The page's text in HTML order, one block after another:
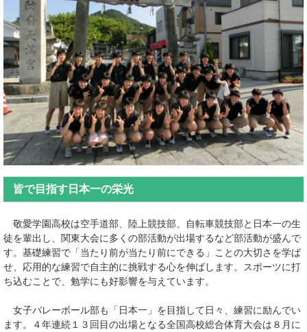
皆で目指す日本一の栄光
敬愛学園高校は空手道部、陸上競技部、自転車競技部と日本一の生
徒を輩出し、関東大会に多くの部活動が出場するなど部活動が盛んで
す。基礎練習で「当たり前が当たり前にできる」ことの大切さを学ば
せ、応用的な練習で自主的に挑戦する心を伸ばします。スポーツに打
ち込むことで、勉学にも好影響を与えています。
女子バレーボール部も「日本一」を目指して日々、練習に励んでい
ます。４年連続１３回目の出場となる全国高校総合体育大会は８月に